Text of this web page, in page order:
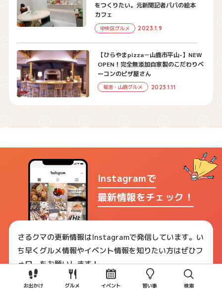
をつくりたい。元新聞記者パパの絵本
カフェ
中央区グルメ 2023.1.9
【ひらやまpizza－山鹿市平山-】NEW
OPEN！完全無添加自家製のこだわりベ
ーコンのピザ屋さん
菊池・山鹿グルメ 2023.1.11
Instagramで
最新情報をチェック！
さるクマの更新情報はInstagramで発信しています。い
ち早くグルメ情報やイベント情報を知りたい方はぜひフ
ォローをお願いします！
さるクマ公式アカウントへ
お出かけ グルメ イベント 習い事 検索